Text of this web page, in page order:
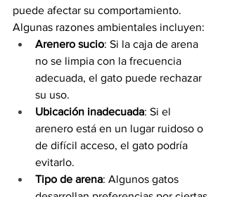
puede afectar su comportamiento.
Algunas razones ambientales incluyen:
Arenero sucio: Si la caja de arena
no se limpia con la frecuencia
adecuada, el gato puede rechazar
su uso.
Ubicación inadecuada: Si el
arenero está en un lugar ruidoso o
de difícil acceso, el gato podría
evitarlo.
Tipo de arena: Algunos gatos